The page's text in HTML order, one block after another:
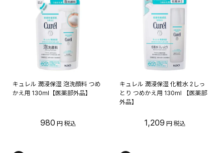
キュレル 潤浸保湿 泡洗顔料 つめ
かえ用 130ml【医薬部外品】
980
キュレル 潤浸保湿 化粧水 2しっ
とり つめかえ用 130ml 【医薬部
外品】
1,209